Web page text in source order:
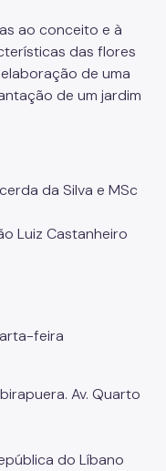
ao conceito e à
das flores
de uma
de um jardim
da Silva e MSc
Luiz Castanheiro
feira
Av. Quarto
do Líbano